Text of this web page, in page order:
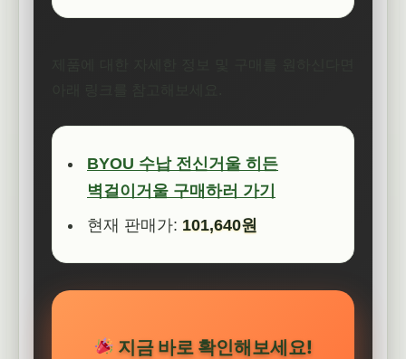
BYOU 수납 전신거울 히든
벽걸이거울 구매하러 가기
현재 판매가: 101,640원
지금 바로 확인해보세요!